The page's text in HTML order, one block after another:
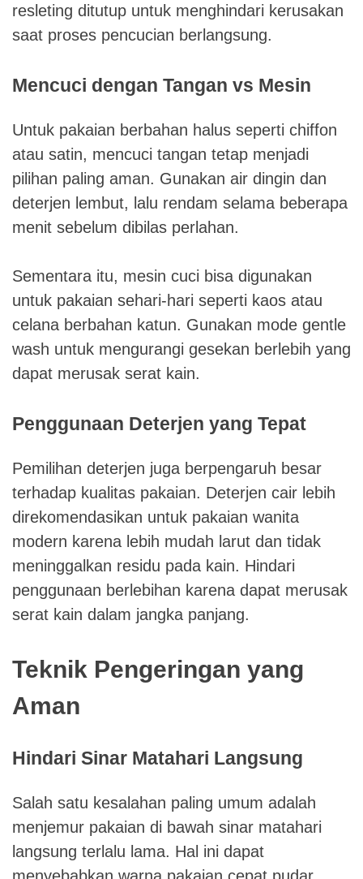
resleting ditutup untuk menghindari kerusakan
saat proses pencucian berlangsung.
Mencuci dengan Tangan vs Mesin
Untuk pakaian berbahan halus seperti chiffon
atau satin, mencuci tangan tetap menjadi
pilihan paling aman. Gunakan air dingin dan
deterjen lembut, lalu rendam selama beberapa
menit sebelum dibilas perlahan.
Sementara itu, mesin cuci bisa digunakan
untuk pakaian sehari-hari seperti kaos atau
celana berbahan katun. Gunakan mode gentle
wash untuk mengurangi gesekan berlebih yang
dapat merusak serat kain.
Penggunaan Deterjen yang Tepat
Pemilihan deterjen juga berpengaruh besar
terhadap kualitas pakaian. Deterjen cair lebih
direkomendasikan untuk pakaian wanita
modern karena lebih mudah larut dan tidak
meninggalkan residu pada kain. Hindari
penggunaan berlebihan karena dapat merusak
serat kain dalam jangka panjang.
Teknik Pengeringan yang
Aman
Hindari Sinar Matahari Langsung
Salah satu kesalahan paling umum adalah
menjemur pakaian di bawah sinar matahari
langsung terlalu lama. Hal ini dapat